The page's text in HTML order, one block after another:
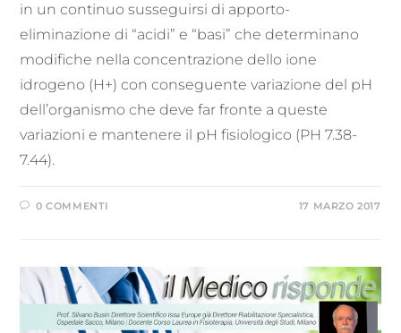
in un continuo susseguirsi di apporto-
eliminazione di “acidi” e “basi” che determinano
modifiche nella concentrazione dello ione
idrogeno (H+) con conseguente variazione del pH
dell’organismo che deve far fronte a queste
variazioni e mantenere il pH fisiologico (PH 7.38-
7.44).
0 COMMENTI 17 MARZO 2017